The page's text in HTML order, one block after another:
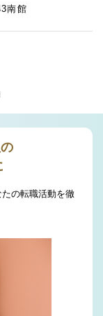
南館
の転職活動を徹